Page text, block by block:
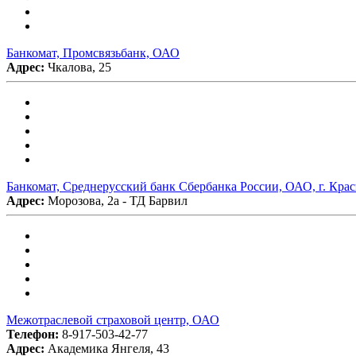
Банкомат, Промсвязьбанк, ОАО
Адрес: Чкалова, 25
Банкомат, Среднерусский банк Сбербанка России, ОАО, г.
Адрес: Морозова, 2а - ТД Барвил
Межотраслевой страховой центр, ОАО
Телефон: 8-917-503-42-77
Адрес: Академика Янгеля, 43